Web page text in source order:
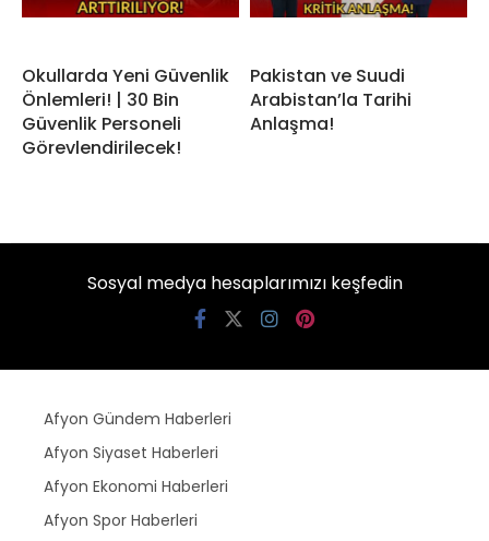
Okullarda Yeni Güvenlik
Önlemleri! | 30 Bin
Güvenlik Personeli
Görevlendirilecek!
Pakistan ve Suudi
Arabistan’la Tarihi
Anlaşma!
Sosyal medya hesaplarımızı keşfedin
Afyon Gündem Haberleri
Afyon Siyaset Haberleri
Afyon Ekonomi Haberleri
Afyon Spor Haberleri